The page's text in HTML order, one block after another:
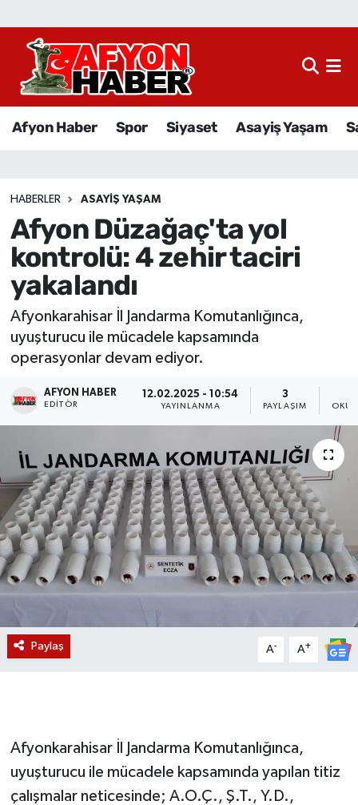
Afyon Haber Spor Siyaset Asayiş Yaşam
HABERLER ASAYIŞ YAŞAM
Afyon Düzağaç'ta yol
kontrolü: 4 zehir taciri
yakalandı
Afyonkarahisar İl Jandarma Komutanlığınca,
uyuşturucu ile mücadele kapsamında
operasyonlar devam ediyor.
AFYON HABER
EDITÖR
12.02.2025 - 10:54
YAYINLANMA
3
PAYLAŞIM
Paylaş A- A+
Afyonkarahisar İl Jandarma Komutanlığınca,
uyuşturucu ile mücadele kapsamında yapılan titiz
çalışmalar neticesinde; A.O.Ç., Ş.T., Y.D.,
Afyon Haber
Sağlık
Eğitim
Sivil Toplum
Ekonomi
Magazin
Etkinlikler